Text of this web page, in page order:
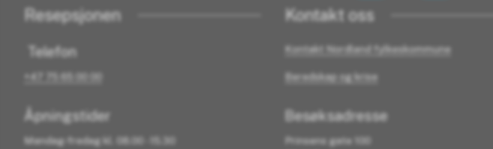
Resepsjonen
Telefon
+47 75 65 00 00
Åpningstider
Mandag-fredag kl. 08.00 - 15.30
Kontakt oss
Kontakt Nordland fylkeskommune
Beredskap og krise
Besøksadresse
Prinsens gate 100